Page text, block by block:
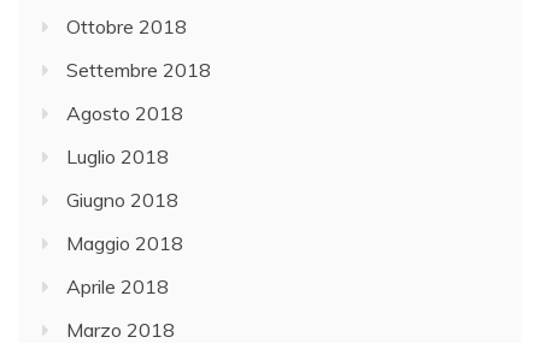
Ottobre 2018
Settembre 2018
Agosto 2018
Luglio 2018
Giugno 2018
Maggio 2018
Aprile 2018
Marzo 2018